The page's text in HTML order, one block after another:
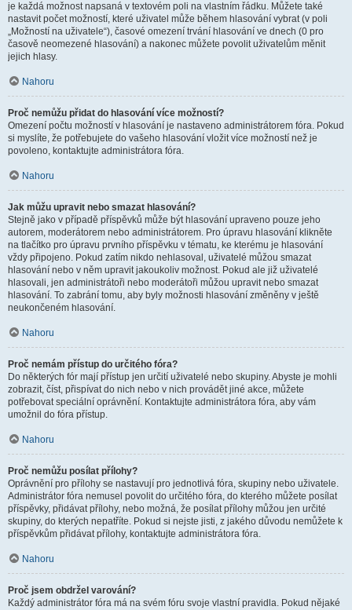
je každá možnost napsaná v textovém poli na vlastním řádku. Můžete také
nastavit počet možností, které uživatel může během hlasování vybrat (v poli
„Možností na uživatele“), časové omezení trvání hlasování ve dnech (0 pro
časově neomezené hlasování) a nakonec můžete povolit uživatelům měnit
jejich hlasy.
Nahoru
Proč nemůžu přidat do hlasování více možností?
Omezení počtu možností v hlasování je nastaveno administrátorem fóra. Pokud
si myslíte, že potřebujete do vašeho hlasování vložit více možností než je
povoleno, kontaktujte administrátora fóra.
Nahoru
Jak můžu upravit nebo smazat hlasování?
Stejně jako v případě příspěvků může být hlasování upraveno pouze jeho
autorem, moderátorem nebo administrátorem. Pro úpravu hlasování klikněte
na tlačítko pro úpravu prvního příspěvku v tématu, ke kterému je hlasování
vždy připojeno. Pokud zatím nikdo nehlasoval, uživatelé můžou smazat
hlasování nebo v něm upravit jakoukoliv možnost. Pokud ale již uživatelé
hlasovali, jen administrátoři nebo moderátoři můžou upravit nebo smazat
hlasování. To zabrání tomu, aby byly možnosti hlasování změněny v ještě
neukončeném hlasování.
Nahoru
Proč nemám přístup do určitého fóra?
Do některých fór mají přístup jen určití uživatelé nebo skupiny. Abyste je mohli
zobrazit, číst, přispívat do nich nebo v nich provádět jiné akce, můžete
potřebovat speciální oprávnění. Kontaktujte administrátora fóra, aby vám
umožnil do fóra přístup.
Nahoru
Proč nemůžu posílat přílohy?
Oprávnění pro přílohy se nastavují pro jednotlivá fóra, skupiny nebo uživatele.
Administrátor fóra nemusel povolit do určitého fóra, do kterého můžete posílat
příspěvky, přidávat přílohy, nebo možná, že posílat přílohy můžou jen určité
skupiny, do kterých nepatříte. Pokud si nejste jisti, z jakého důvodu nemůžete k
příspěvkům přidávat přílohy, kontaktujte administrátora fóra.
Nahoru
Proč jsem obdržel varování?
Každý administrátor fóra má na svém fóru svoje vlastní pravidla. Pokud nějaké